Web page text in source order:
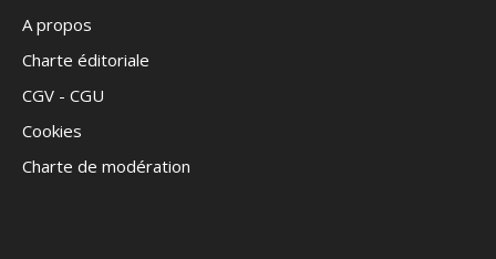
A propos
Charte éditoriale
CGV - CGU
Cookies
Charte de modération